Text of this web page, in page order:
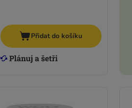
Přidat do košíku